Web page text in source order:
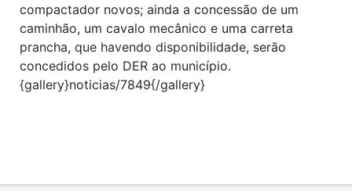
compactador novos; ainda a concessão de um
caminhão, um cavalo mecânico e uma carreta
prancha, que havendo disponibilidade, serão
concedidos pelo DER ao município.
{gallery}noticias/7849{/gallery}